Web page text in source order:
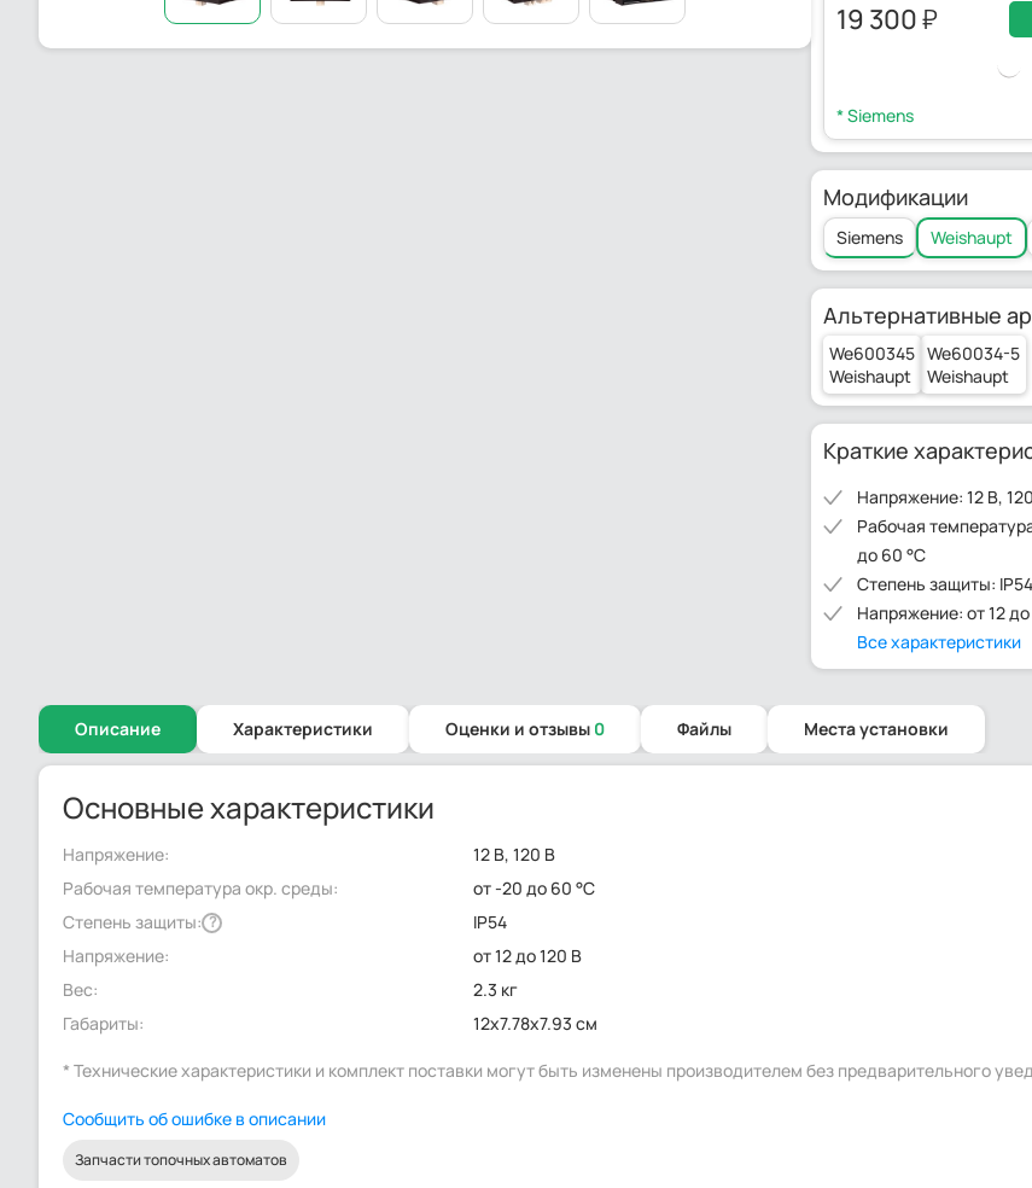
19 300
* Siemens
Модификации
Siemens Weishaupt
Альтернативные
We600345
Weishaupt
We60034-5
Weishaupt
Краткие
Напряжение: 12 В,
Рабочая
до 60 °C
Степень защиты: IP54
Напряжение: от 12
Все характеристики
Описание Характеристики Оценки и отзывы 0 Файлы Места установки
Основные характеристики
Напряжение:
12 В, 120 В
Рабочая температура окр. среды:
от -20 до 60 °C
Степень защиты: ?
IP54
Напряжение:
от 12 до 120 В
Вес:
2.3 кг
Габариты:
12x7.78x7.93 см
* Технические характеристики и комплект поставки могут быть изменены производителем без предварительного
Сообщить об ошибке в описании
Запчасти топочных автоматов